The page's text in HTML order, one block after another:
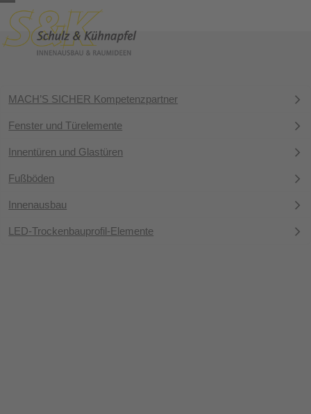
Skip
content
Open
mobile
Close
mobile
MACH’S SICHER Kompetenzpartner
Fenster und Türelemente
Innentüren und Glastüren
Fußböden
Innenausbau
LED-Trockenbauprofil-Elemente